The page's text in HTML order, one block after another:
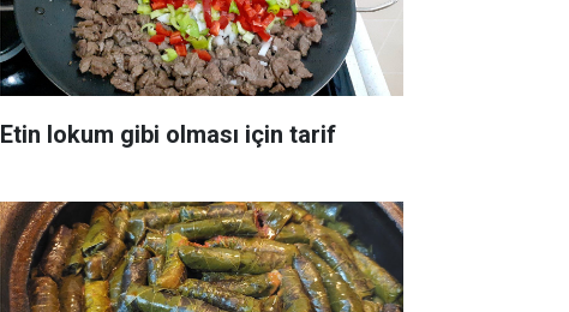
Etin lokum gibi olması için tarif